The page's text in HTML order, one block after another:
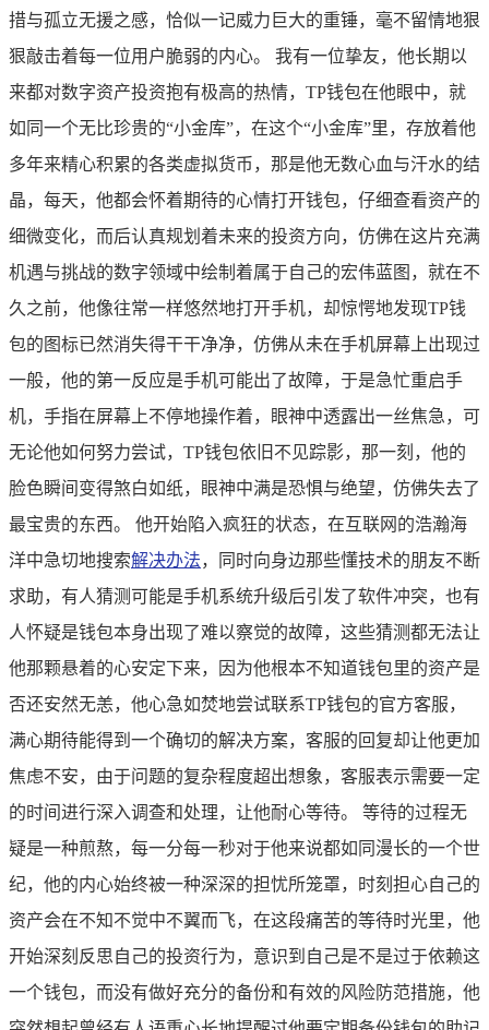
措与孤立无援之感，恰似一记威力巨大的重锤，毫不留情地狠
狠敲击着每一位用户脆弱的内心。 我有一位挚友，他长期以
来都对数字资产投资抱有极高的热情，TP钱包在他眼中，就
如同一个无比珍贵的“小金库”，在这个“小金库”里，存放着他
多年来精心积累的各类虚拟货币，那是他无数心血与汗水的结
晶，每天，他都会怀着期待的心情打开钱包，仔细查看资产的
细微变化，而后认真规划着未来的投资方向，仿佛在这片充满
机遇与挑战的数字领域中绘制着属于自己的宏伟蓝图，就在不
久之前，他像往常一样悠然地打开手机，却惊愕地发现TP钱
包的图标已然消失得干干净净，仿佛从未在手机屏幕上出现过
一般，他的第一反应是手机可能出了故障，于是急忙重启手
机，手指在屏幕上不停地操作着，眼神中透露出一丝焦急，可
无论他如何努力尝试，TP钱包依旧不见踪影，那一刻，他的
脸色瞬间变得煞白如纸，眼神中满是恐惧与绝望，仿佛失去了
最宝贵的东西。 他开始陷入疯狂的状态，在互联网的浩瀚海
洋中急切地搜索解决办法，同时向身边那些懂技术的朋友不断
求助，有人猜测可能是手机系统升级后引发了软件冲突，也有
人怀疑是钱包本身出现了难以察觉的故障，这些猜测都无法让
他那颗悬着的心安定下来，因为他根本不知道钱包里的资产是
否还安然无恙，他心急如焚地尝试联系TP钱包的官方客服，
满心期待能得到一个确切的解决方案，客服的回复却让他更加
焦虑不安，由于问题的复杂程度超出想象，客服表示需要一定
的时间进行深入调查和处理，让他耐心等待。 等待的过程无
疑是一种煎熬，每一分每一秒对于他来说都如同漫长的一个世
纪，他的内心始终被一种深深的担忧所笼罩，时刻担心自己的
资产会在不知不觉中不翼而飞，在这段痛苦的等待时光里，他
开始深刻反思自己的投资行为，意识到自己是不是过于依赖这
一个钱包，而没有做好充分的备份和有效的风险防范措施，他